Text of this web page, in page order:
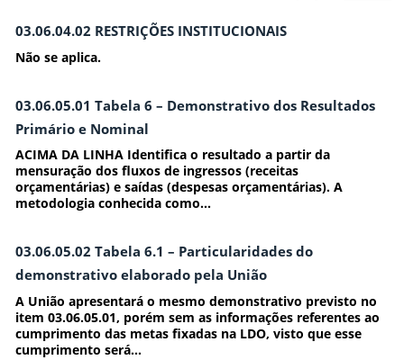
03.06.04.02 RESTRIÇÕES INSTITUCIONAIS
Não se aplica.
03.06.05.01 Tabela 6 – Demonstrativo dos Resultados
Primário e Nominal
ACIMA DA LINHA Identifica o resultado a partir da
mensuração dos fluxos de ingressos (receitas
orçamentárias) e saídas (despesas orçamentárias). A
metodologia conhecida como...
03.06.05.02 Tabela 6.1 – Particularidades do
demonstrativo elaborado pela União
A União apresentará o mesmo demonstrativo previsto no
item 03.06.05.01, porém sem as informações referentes ao
cumprimento das metas fixadas na LDO, visto que esse
cumprimento será...